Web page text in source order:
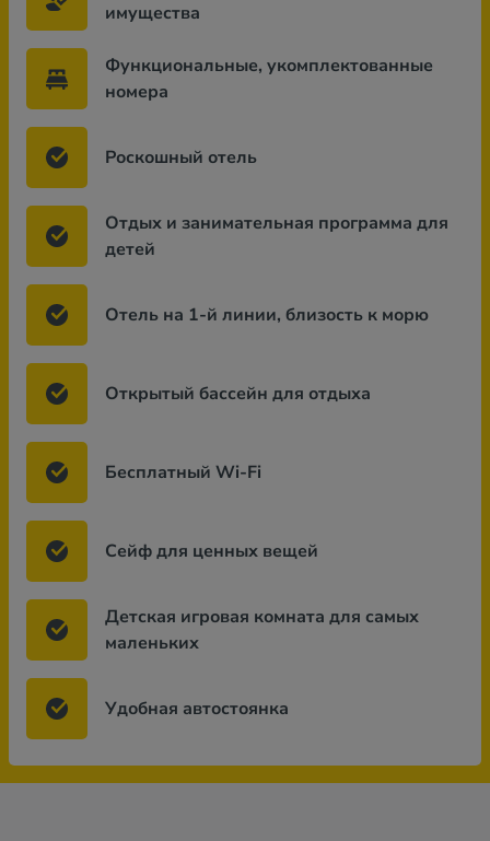
имущества
Функциональные, укомплектованные
номера
Роскошный отель
Отдых и занимательная программа для
детей
Отель на 1-й линии, близость к морю
Открытый бассейн для отдыха
Бесплатный Wi-Fi
Сейф для ценных вещей
Детская игровая комната для самых
маленьких
Удобная автостоянка